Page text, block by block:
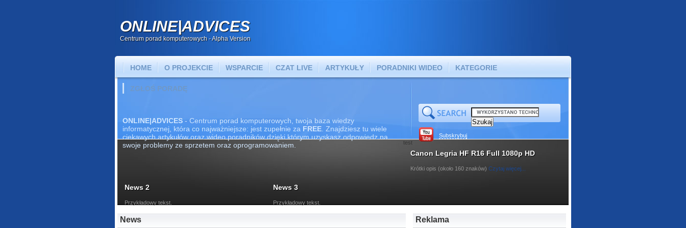
ONLINE|ADVICES
Centrum porad komputerowych - Alpha Version
HOME O PROJEKCIE WSPARCIE CZAT LIVE ARTYKUŁY PORADNIKI WIDEO KATEGORIE
ZGŁOŚ PORADĘ
ONLINE|ADVICES - Centrum porad komputerowych, twoja baza wiedzy
informatycznej, która co najważniejsze: jest zupełnie za FREE . Znajdziesz tu wiele
ciekawych artykułów oraz wideo poradników dzięki którym uzyskasz odpowiedz na
swoje problemy ze sprzetem oraz oprogramowaniem.
Subskrybuj
test
Canon Legria HF R16 Full 1080p HD
Krótki opis (około 160 znaków) Czytaj więcej...
News 2
Przykładowy tekst.
News 3
Przykładowy tekst.
Reklama
News